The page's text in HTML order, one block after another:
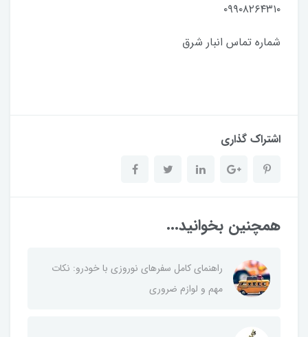
۰۹۹۰۸۲۶۴۳۱۰
شماره تماس انبار شرق
اشتراک گذاری
همچنین بخوانید...
راهنمای کامل سفرهای نوروزی با خودرو: نکات
مهم و لوازم ضروری